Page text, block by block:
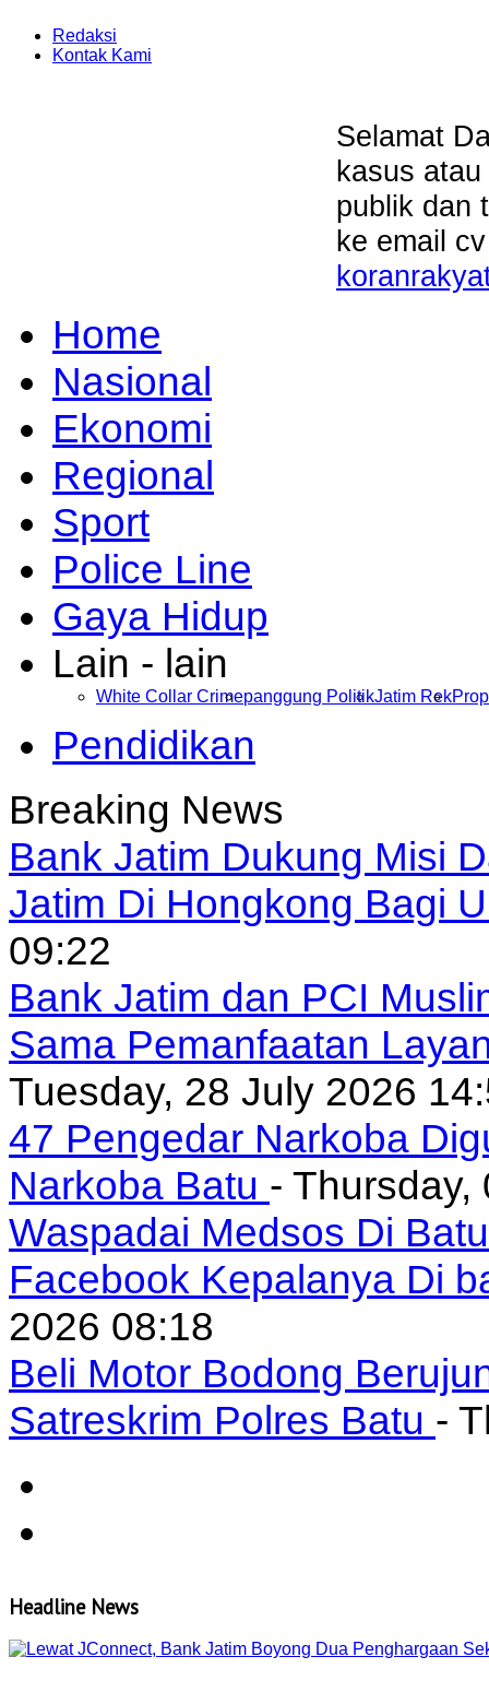
Redaksi
Kontak Kami
Selamat
kasus
publik dan
ke email
Home
Nasional
Ekonomi
Regional
Sport
Police Line
Gaya Hidup
Lain - lain
White Collar Crimepanggung PolitikJatim Rek
Pendidikan
Breaking News
Bank Jatim Dukung Misi
Jatim Di Hongkong Bagi
09:22
Bank Jatim dan PCI
Sama Pemanfaatan
Tuesday, 28 July 2026
47 Pengedar Narkoba
Narkoba Batu - Thursday,
Waspadai Medsos Di
Facebook Kepalanya Di
2026 08:18
Beli Motor Bodong
Satreskrim Polres Batu -
Headline News